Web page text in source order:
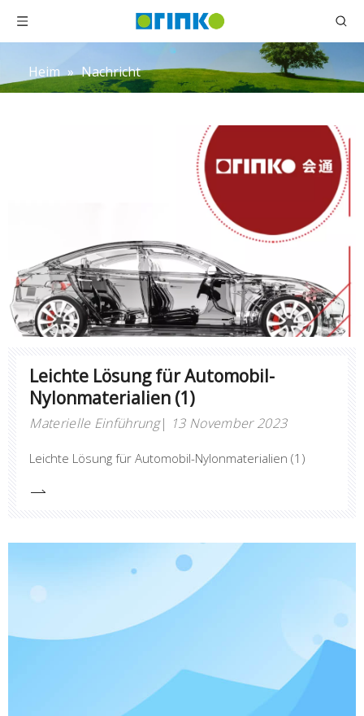
Heim » Nachricht
Leichte Lösung für Automobil-
Nylonmaterialien (1)
Materielle Einführung 13 November 2023
Leichte Lösung für Automobil-Nylonmaterialien (1)